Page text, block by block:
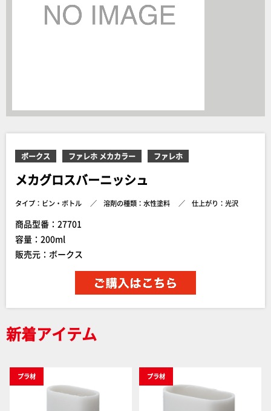
ボークス ファレホ メカカラー ファレホ
メカグロスバーニッシュ
タイプ：ビン・ボトル 溶剤の種類：水性塗料 仕上がり：光沢
商品型番：27701
容量：200ml
販売元：ボークス
新着アイテム
プラ材 プラ材